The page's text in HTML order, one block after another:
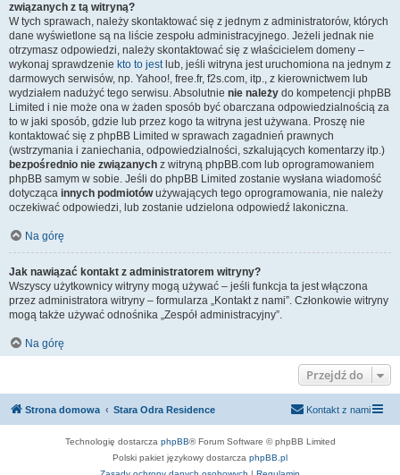
związanych z tą witryną?
W tych sprawach, należy skontaktować się z jednym z administratorów, których
dane wyświetlone są na liście zespołu administracyjnego. Jeżeli jednak nie
otrzymasz odpowiedzi, należy skontaktować się z właścicielem domeny –
wykonaj sprawdzenie kto to jestlub, jeśli witryna jest uruchomiona na jednym z
darmowych serwisów, np. Yahoo!, free.fr, f2s.com, itp., z kierownictwem lub
wydziałem nadużyć tego serwisu. Absolutnie nie należy do kompetencji phpBB
Limited i nie może ona w żaden sposób być obarczana odpowiedzialnością za
to w jaki sposób, gdzie lub przez kogo ta witryna jest używana. Proszę nie
kontaktować się z phpBB Limited w sprawach zagadnień prawnych
(wstrzymania i zaniechania, odpowiedzialności, szkalujących komentarzy itp.)
bezpośrednio nie związanych z witryną phpBB.com lub oprogramowaniem
phpBB samym w sobie. Jeśli do phpBB Limited zostanie wysłana wiadomość
dotycząca innych podmiotówużywających tego oprogramowania, nie należy
oczekiwać odpowiedzi, lub zostanie udzielona odpowiedź lakoniczna.
Na górę
Jak nawiązać kontakt z administratorem witryny?
Wszyscy użytkownicy witryny mogą używać – jeśli funkcja ta jest włączona
przez administratora witryny – formularza „Kontakt z nami”. Członkowie witryny
mogą także używać odnośnika „Zespół administracyjny”.
Na górę
Przejdź do
Strona domowa Stara Odra Residence Kontakt z nami
Technologię dostarcza phpBB® Forum Software © phpBB Limited
Polski pakiet językowy dostarcza phpBB.pl